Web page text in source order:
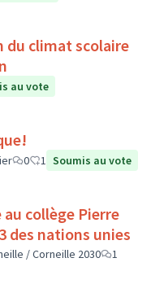
du climat scolaire
au vote
0 1 Soumis au vote
collège Pierre
des nations unies
/ Corneille 2030
1